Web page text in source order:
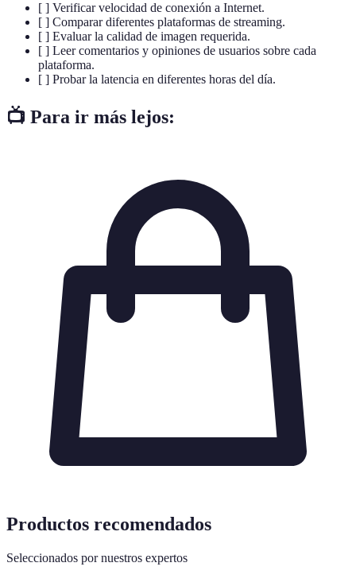
[ ] Verificar velocidad de conexión a Internet.
[ ] Comparar diferentes plataformas de streaming.
[ ] Evaluar la calidad de imagen requerida.
[ ] Leer comentarios y opiniones de usuarios sobre cada
plataforma.
[ ] Probar la latencia en diferentes horas del día.
📺 Para ir más lejos:
Productos recomendados
Seleccionados por nuestros expertos